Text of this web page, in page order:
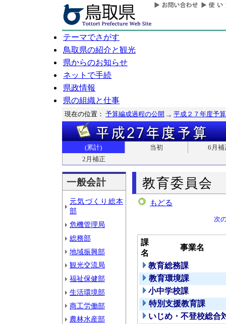
テーマでさがす
鳥取県の紹介と観光
県からのお知らせ
ネットで手続
県政情報
県の組織と仕事
現在の位置： 予算編成過程の公開 平成２７年度予算
(累計) 当初
6月補
2月補正
一般会計
元気づくり総本
部
危機管理局
総務部
地域振興部
観光交流局
福祉保健部
生活環境部
商工労働部
農林水産部
教育委員会
もどる
次
課
名
事業名
教育総務課
教育環境課
小中学校課
特別支援教育課
いじめ・不登校総合